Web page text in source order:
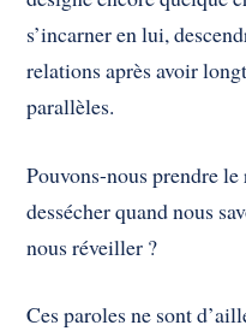
s’incarner en lui,
relations après avoir
parallèles.
Pouvons-nous prendre
dessécher quand nous
nous réveiller ?
Ces paroles ne sont